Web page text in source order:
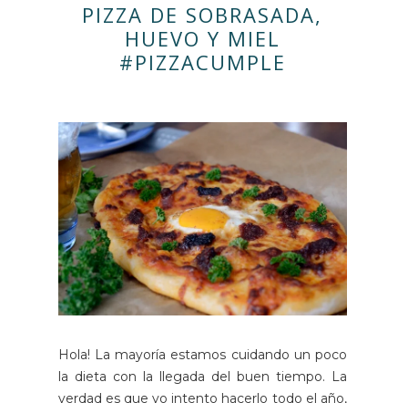
PIZZA DE SOBRASADA,
HUEVO Y MIEL
#PIZZACUMPLE
Hola! La mayoría estamos cuidando un poco
la dieta con la llegada del buen tiempo. La
verdad es que yo intento hacerlo todo el año,